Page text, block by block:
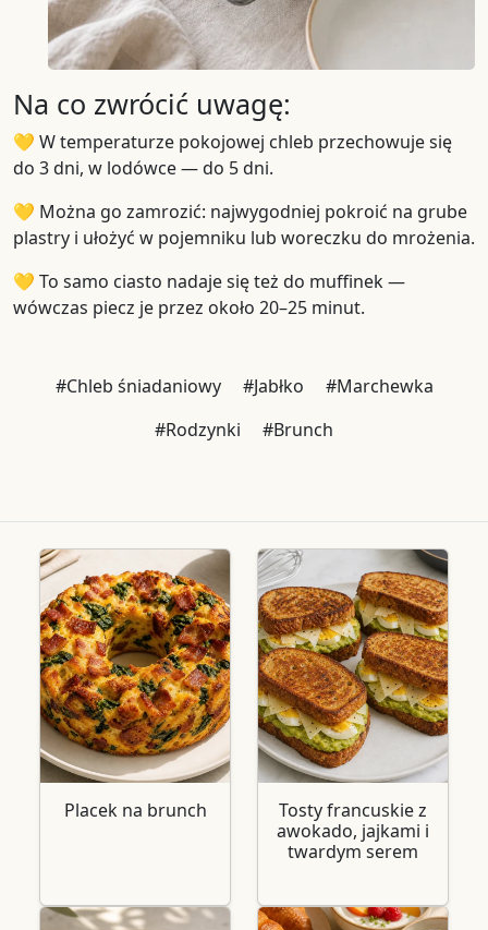
Na co zwrócić uwagę:
💛 W temperaturze pokojowej chleb przechowuje się
do 3 dni, w lodówce — do 5 dni.
💛 Można go zamrozić: najwygodniej pokroić na grube
plastry i ułożyć w pojemniku lub woreczku do mrożenia.
💛 To samo ciasto nadaje się też do muffinek —
wówczas piecz je przez około 20–25 minut.
#Chleb śniadaniowy #Jabłko
#Marchewka
#Rodzynki
#Brunch
Placek na brunch
Tosty francuskie z
awokado, jajkami i
twardym serem